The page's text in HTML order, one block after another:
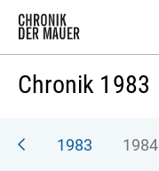
Chronik 1983
1983 1984